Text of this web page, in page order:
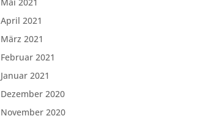
April 2021
März 2021
Februar 2021
Januar 2021
Dezember 2020
November 2020